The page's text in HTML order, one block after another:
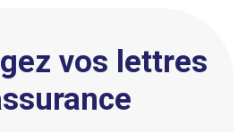
vos lettres